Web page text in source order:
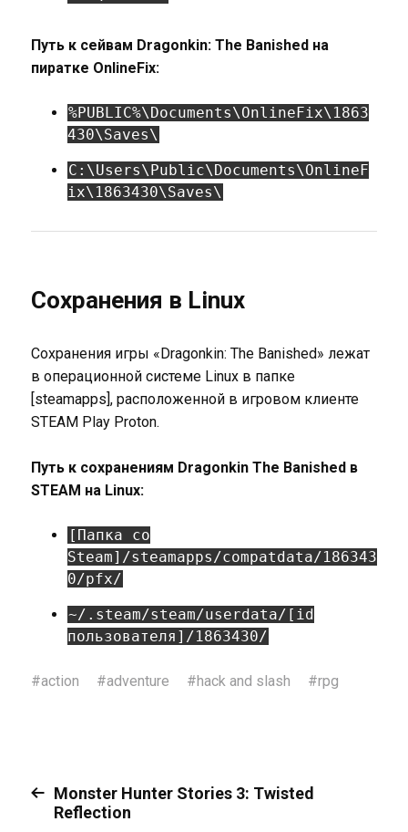
Путь к сейвам Dragonkin: The Banished на
пиратке OnlineFix:
%PUBLIC%\Documents\OnlineFix\1863
430\Saves\
C:\Users\Public\Documents\OnlineF
ix\1863430\Saves\
Сохранения в Linux
Сохранения игры «Dragonkin: The Banished» лежат
в операционной системе Linux в папке
[steamapps], расположенной в игровом клиенте
STEAM Play Proton.
Путь к сохранениям Dragonkin The Banished в
STEAM на Linux:
[Папка со
Steam]/steamapps/compatdata/186343
0/pfx/
~/.steam/steam/userdata/[id
пользователя]/1863430/
#action #adventure #hack and slash #rpg
Monster Hunter Stories 3: Twisted
Reflection